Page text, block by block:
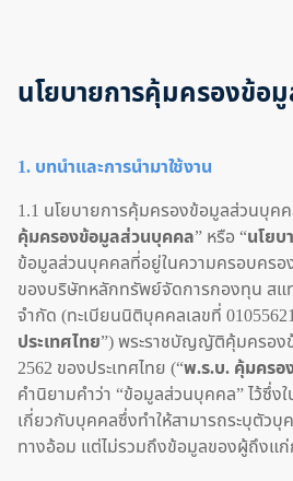
นโยบายการคุ้มครองข้อ
1. บทนำและการนำมาใช้งาน
1.1 นโยบายการคุ้มครองข้อมูลส่วนบุค
คุ้มครองข้อมูลส่วนบุคคล” หรือ “นโยบ
ข้อมูลส่วนบุคคลที่อยู่ในความครอบครอ
ของบริษัทหลักทรัพย์จัดการกองทุน สแ
จำกัด (ทะเบียนนิติบุคคลเลขที่
ประเทศไทย”) พระราชบัญญัติคุ้มครอ
2562 ของประเทศไทย (“พ.ร.บ. คุ้มคร
คำนิยามคำว่า “ข้อมูลส่วนบุคคล” ไว้ซึ่
เกี่ยวกับบุคคลซึ่งทำให้สามารถระบุตัวบุ
ทางอ้อม แต่ไม่รวมถึงข้อมูลของผู้ถึงแก่